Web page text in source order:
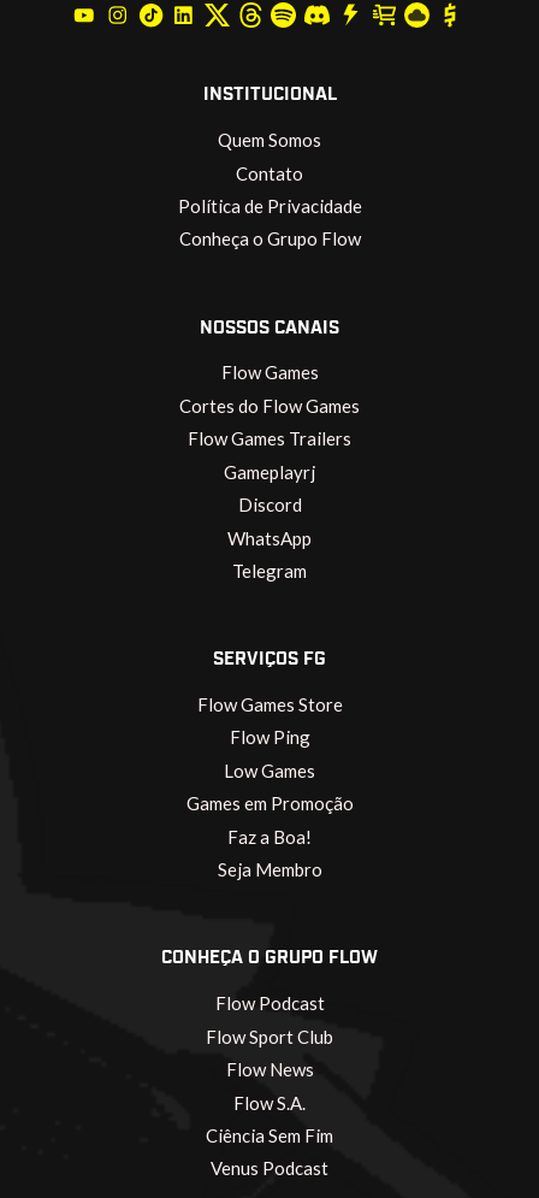
INSTITUCIONAL
Quem Somos
Contato
Política de Privacidade
Conheça o Grupo Flow
NOSSOS CANAIS
Flow Games
Cortes do Flow Games
Flow Games Trailers
Gameplayrj
Discord
WhatsApp
Telegram
SERVIÇOS FG
Flow Games Store
Flow Ping
Low Games
Games em Promoção
Faz a Boa!
Seja Membro
CONHEÇA O GRUPO FLOW
Flow Podcast
Flow Sport Club
Flow News
Flow S.A.
Ciência Sem Fim
Venus Podcast